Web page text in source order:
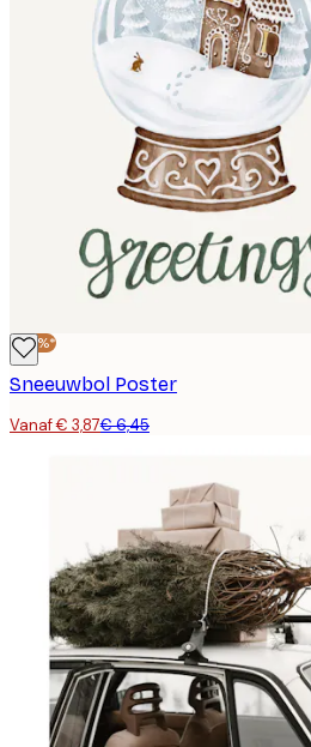
-40%*
Sneeuwbol Poster
Vanaf € 3,87€ 6,45